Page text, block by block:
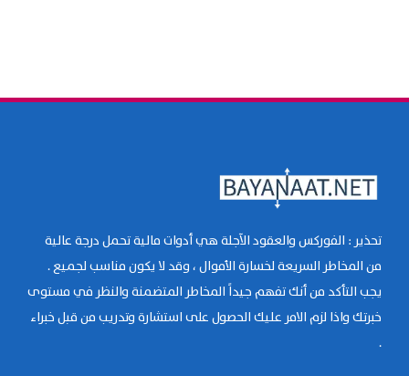
تحذير : الفوركس والعقود الآجلة هي أدوات مالية تحمل درجة عالية
من المخاطر السريعة لخسارة الأموال ، وقد لا يكون مناسب لجميع .
يجب التأكد من أنك تفهم جيداً المخاطر المتضمنة والنظر في مستوى
خبرتك واذا لزم الامر عليك الحصول على استشارة وتدريب من قبل خبراء
.